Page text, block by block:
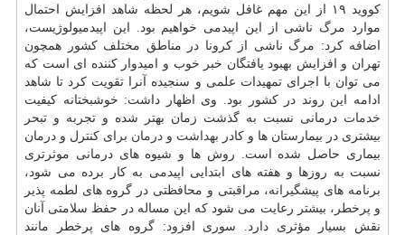
کووید ۱۹ از این مهم غافل شویم، هر لحظه شاهد افزایش احتمال
موارد مرگ ناشی از این اپیدمی خواهیم بود. این اپیدمیولوژیست،
اضافه کرد: مرگ ناشی از کرونا در مناطق مختلف کشور همچون
تهران و افزایش بهبود یافتگان خبر خوب و امیدوار کننده ای است که
می توان با اجرای تمهیدات علمی و سنجیده آنرا تقویت کرد تا شاهد
ادامه این روند در کشور بود. وی اظهار داشت: خوشبختانه کیفیت
خدمات درمانی نسبت به گذشت زمان بهتر شده و تجربه و تبحر
بیشتری در بیمارستان ها و کادر بهداشت و درمان برای کنترل و درمان
بیماری حاصل شده است. روش ها و شیوه های درمانی موثرتری
نسبت به روزها و هفته های ابتدایی اپیدمی به کار برده می شود،
برنامه های پیشگیرانه، مراقبتی و محافظتی در گروه های لطمه پذیر
و پرخطر، بیشتر رعایت می شود که این مساله در حفظ سلامتی آنان
نقش بسیار مؤثری دارد. سوری افزود: گروه های پرخطر مانند